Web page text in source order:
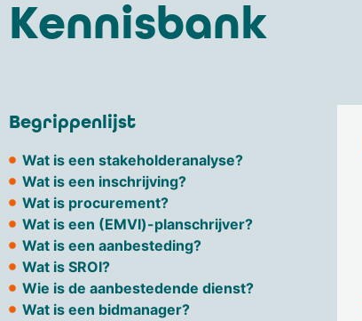
Kennisbank
Begrippenlijst
Wat is een stakeholderanalyse?
Wat is een inschrijving?
Wat is procurement?
Wat is een (EMVI)-planschrijver?
Wat is een aanbesteding?
Wat is SROI?
Wie is de aanbestedende dienst?
Wat is een bidmanager?